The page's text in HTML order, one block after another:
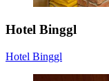
Hotel Binggl
Hotel Binggl